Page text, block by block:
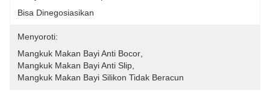
Bisa Dinegosiasikan
Menyoroti:
Mangkuk Makan Bayi Anti Bocor
Mangkuk Makan Bayi Anti Slip
Mangkuk Makan Bayi Silikon Tidak Beracun